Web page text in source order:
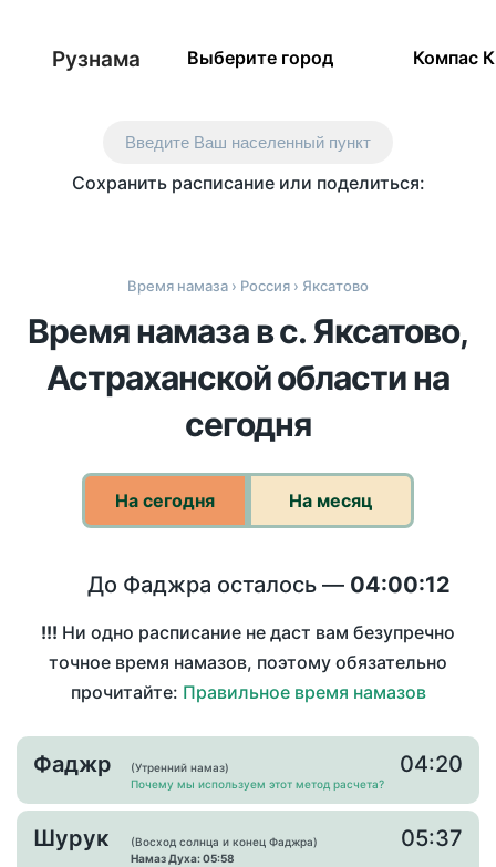
Рузнама Выберите город Компас
Введите Ваш населенный пункт
Сохранить расписание или поделиться:
Время намаза › Россия › Яксатово
Время намаза в с. Яксатово,
Астраханской области на
сегодня
На сегодня На месяц
До Фаджра осталось — 04:00:12
!!! Ни одно расписание не даст вам безупречно
точное время намазов, поэтому обязательно
прочитайте: Правильное время намазов
Фаджр
(Утренний намаз)
Почему мы используем этот метод расчета?
04:20
Шурук
(Восход солнца и конец Фаджра)
Намаз Духа: 05:58
05:37